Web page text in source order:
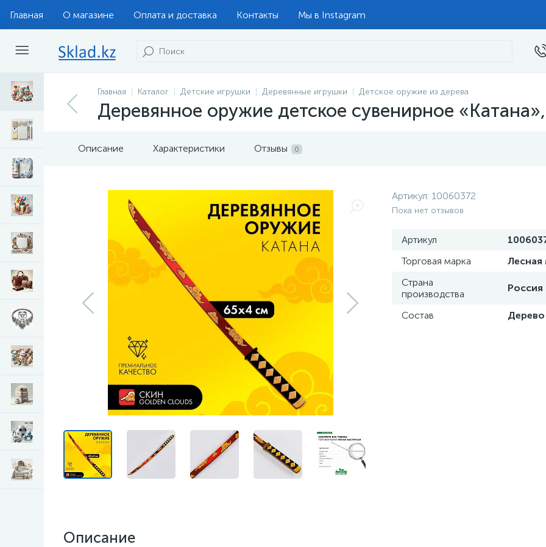
Главная О магазине Оплата и доставка Контакты Мы в Instagram
Главная Каталог Детские игрушки Деревянные игрушки Детское оружие из дерева
Деревянное оружие детское сувенирное
Описание Характеристики Отзывы 0
Артикул: 10060372
Пока нет отзывов
Артикул
Торговая марка
Лесная
Страна
производства
Россия
Состав Дерево
Описание